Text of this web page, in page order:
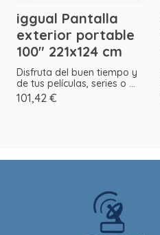
iggual Pantalla
exterior portable
100" 221x124 cm
Disfruta del buen tiempo y
de tus películas, series o ...
101,42 €